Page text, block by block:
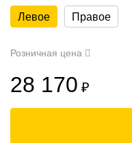
Левое Правое
Розничная цена
28 170 ₽